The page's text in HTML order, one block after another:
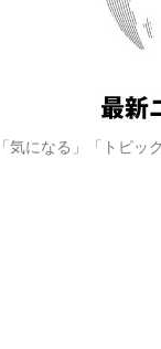
気になる」「トピ